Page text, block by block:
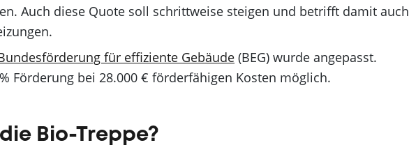
Auch diese Quote soll schrittweise steigen und betrifft damit auch
für effiziente Gebäude (BEG) wurde angepasst.
Förderung bei 28.000 € förderfähigen Kosten möglich.
Bio-Treppe?